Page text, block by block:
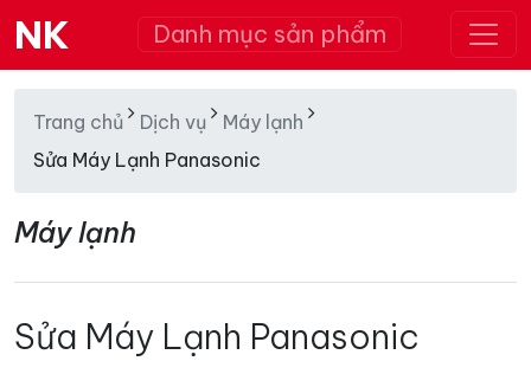
NK Danh mục sản phẩm
Trang chủ Dịch vụ
Máy lạnh
Sửa Máy Lạnh Panasonic
Máy lạnh
Sửa Máy Lạnh Panasonic